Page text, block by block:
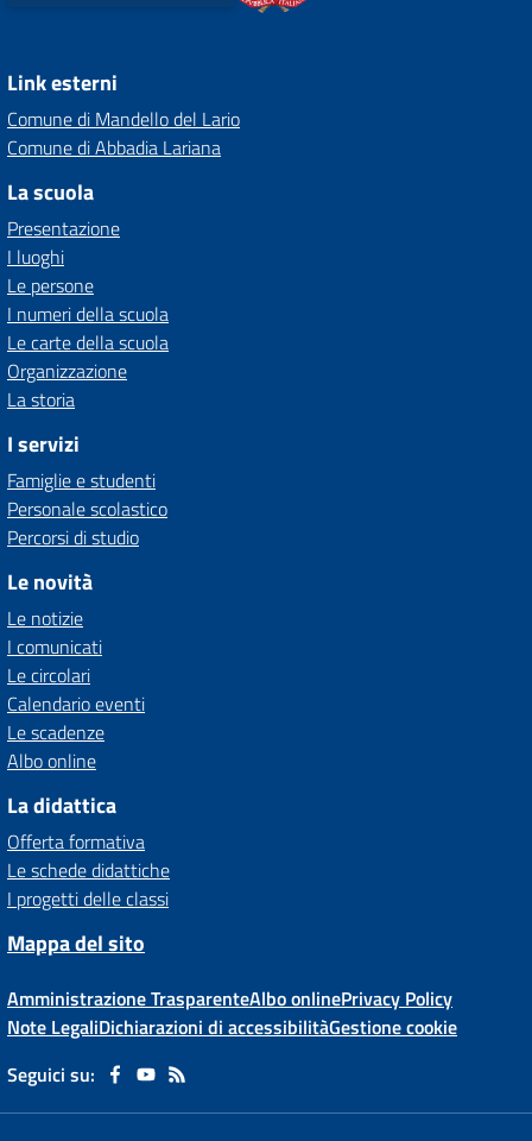
Link esterni
Comune di Mandello del Lario
Comune di Abbadia Lariana
La scuola
Presentazione
I luoghi
Le persone
I numeri della scuola
Le carte della scuola
Organizzazione
La storia
I servizi
Famiglie e studenti
Personale scolastico
Percorsi di studio
Le novità
Le notizie
I comunicati
Le circolari
Calendario eventi
Le scadenze
Albo online
La didattica
Offerta formativa
Le schede didattiche
I progetti delle classi
Mappa del sito
Amministrazione TrasparenteAlbo onlinePrivacy Policy
Note LegaliDichiarazioni di accessibilitàGestione cookie
Seguici su: